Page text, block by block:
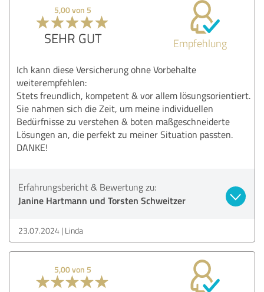
5,00 von 5
SEHR GUT Empfehlung
Ich kann diese Versicherung ohne Vorbehalte
weiterempfehlen:
Stets freundlich, kompetent & vor allem lösungsorientiert.
Sie nahmen sich die Zeit, um meine individuellen
Bedürfnisse zu verstehen & boten maßgeschneiderte
Lösungen an, die perfekt zu meiner Situation passten.
DANKE!
Erfahrungsbericht & Bewertung zu:
Janine Hartmann und Torsten Schweitzer
23.07.2024 Linda
5,00 von 5